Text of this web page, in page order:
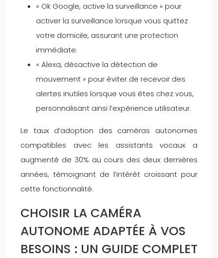
« Ok Google, active la surveillance » pour
activer la surveillance lorsque vous quittez
votre domicile, assurant une protection
immédiate.
« Alexa, désactive la détection de
mouvement » pour éviter de recevoir des
alertes inutiles lorsque vous êtes chez vous,
personnalisant ainsi l’expérience utilisateur.
Le taux d’adoption des caméras autonomes
compatibles avec les assistants vocaux a
augmenté de 30% au cours des deux dernières
années, témoignant de l’intérêt croissant pour
cette fonctionnalité.
CHOISIR LA CAMÉRA
AUTONOME ADAPTÉE À VOS
BESOINS : UN GUIDE COMPLET